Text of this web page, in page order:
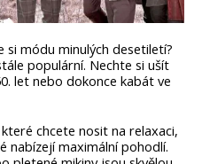
si módu minulých desetiletí?
populární. Nechte si ušít
let nebo dokonce kabát ve
chcete nosit na relaxaci,
nabízejí maximální pohodlí.